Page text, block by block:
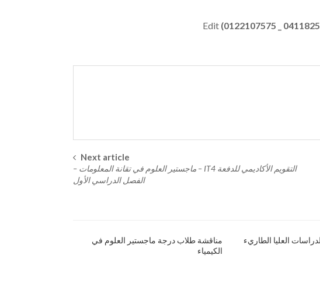
Edit
Next article
التقويم الأكاديمي للدفعة IT4 – ماجستير العلوم في تقانة المعلومات –
الفصل الدراسي الأول
العليا الطاريء
مناقشة طلاب درجة ماجستير العلوم في
الكيمياء